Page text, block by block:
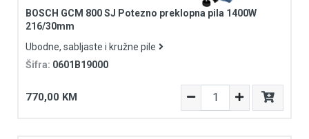
BOSCH GCM 800 SJ Potezno preklopna pila 1400W
216/30mm
Ubodne, sabljaste i kružne pile
Šifra: 0601B19000
770,00 KM